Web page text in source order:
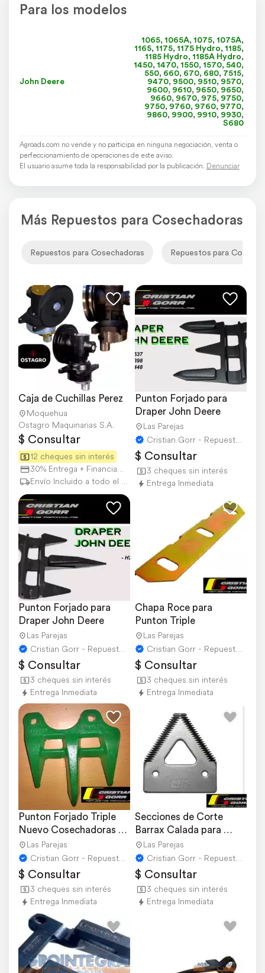
Para los modelos
John Deere
1065, 1065A, 1075, 1075A,
1165, 1175, 1175 Hydro, 1185,
1185 Hydro, 1185A Hydro,
1450, 1470, 1550, 1570, 540,
550, 660, 670, 680, 7515,
9470, 9500, 9510, 9570,
9600, 9610, 9650, 9650,
9660, 9670, 975, 9750,
9750, 9760, 9760, 9770,
9860, 9900, 9910, 9930,
S680
Agroads.com no vende y no participa en ninguna negociación, venta o
perfeccionamiento de operaciones de este aviso.
El usuario asume toda la responsabilidad por la publicación. Denunciar
Más Repuestos para Cosechadoras
Repuestos para Cosechadoras Repuestos para
Caja de Cuchillas Perez
Moquehua
Ostagro Maquinarias S.A.
$ Consultar
12 cheques sin interés
30% Entrega + Financiación
Envío Incluido a todo el país
Punton Forjado para
Draper John Deere
Las Parejas
Cristian Gorr - Repuestos Agricolas
$ Consultar
3 cheques sin interés
Entrega Inmediata
Punton Forjado para
Draper John Deere
Las Parejas
Cristian Gorr - Repuestos Agricolas
$ Consultar
3 cheques sin interés
Entrega Inmediata
Chapa Roce para
Punton Triple
Las Parejas
Cristian Gorr - Repuestos Agricolas
$ Consultar
3 cheques sin interés
Entrega Inmediata
Punton Forjado Triple
Nuevo Cosechadoras
John Deere
Las Parejas
Cristian Gorr - Repuestos Agricolas
$ Consultar
3 cheques sin interés
Entrega Inmediata
Secciones de Corte
Barrax Calada para
Cosechadora John
Deere
Las Parejas
Cristian Gorr - Repuestos Agricolas
$ Consultar
3 cheques sin interés
Entrega Inmediata